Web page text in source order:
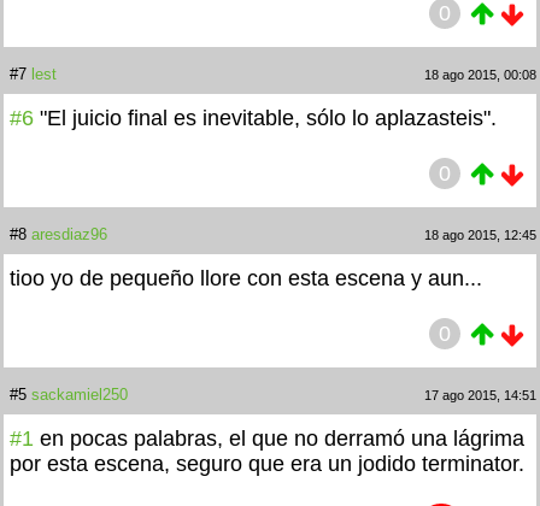
0
#7 lest 18 ago 2015, 00:08
#6 "El juicio final es inevitable, sólo lo aplazasteis".
0
#8 aresdiaz96 18 ago 2015, 12:45
tioo yo de pequeño llore con esta escena y aun...
0
#5 sackamiel250 17 ago 2015, 14:51
#1 en pocas palabras, el que no derramó una lágrima
por esta escena, seguro que era un jodido terminator.